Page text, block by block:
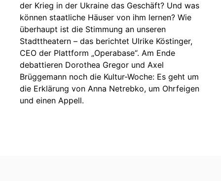
der Krieg in der Ukraine das Geschäft? Und was
können staatliche Häuser von ihm lernen? Wie
überhaupt ist die Stimmung an unseren
Stadttheatern – das berichtet Ulrike Köstinger,
CEO der Plattform „Operabase“. Am Ende
debattieren Dorothea Gregor und Axel
Brüggemann noch die Kultur-Woche: Es geht um
die Erklärung von Anna Netrebko, um Ohrfeigen
und einen Appell.